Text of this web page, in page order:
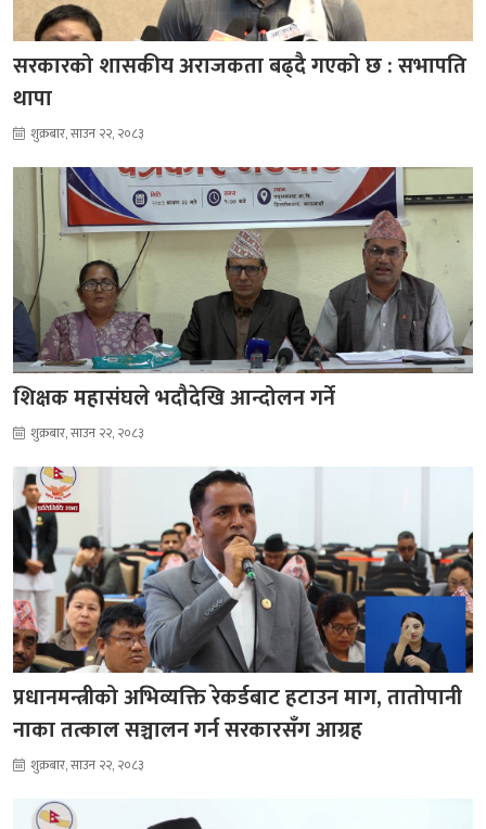
सरकारको शासकीय अराजकता बढ्दै गएको छ : सभापति
थापा
शुक्रबार, साउन २२, २०८३
शिक्षक महासंघले भदौदेखि आन्दोलन गर्ने
शुक्रबार, साउन २२, २०८३
प्रधानमन्त्रीको अभिव्यक्ति रेकर्डबाट हटाउन माग, तातोपानी
नाका तत्काल सञ्चालन गर्न सरकारसँग आग्रह
शुक्रबार, साउन २२, २०८३